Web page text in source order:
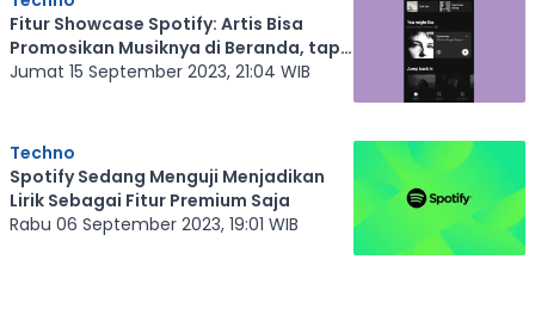
Fitur Showcase Spotify: Artis Bisa
Promosikan Musiknya di Beranda, tapi
Harus Bayar
Jumat 15 September 2023, 21:04 WIB
Techno
Spotify Sedang Menguji Menjadikan
Lirik Sebagai Fitur Premium Saja
Rabu 06 September 2023, 19:01 WIB